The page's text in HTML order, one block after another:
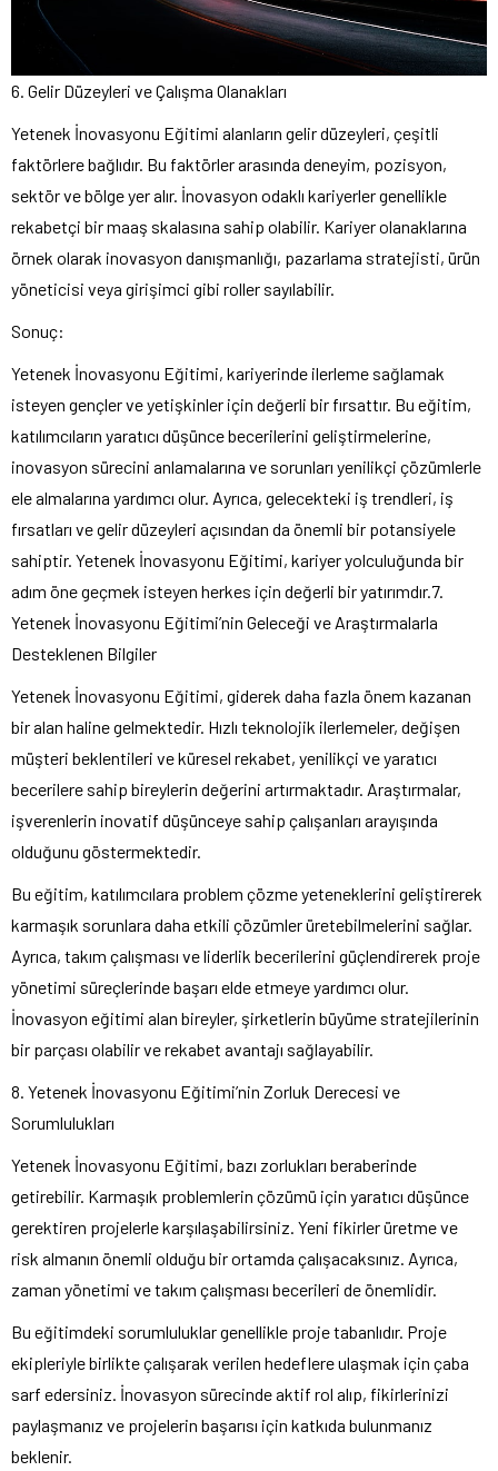
6. Gelir Düzeyleri ve Çalışma Olanakları
Yetenek İnovasyonu Eğitimi alanların gelir düzeyleri, çeşitli
faktörlere bağlıdır. Bu faktörler arasında deneyim, pozisyon,
sektör ve bölge yer alır. İnovasyon odaklı kariyerler genellikle
rekabetçi bir maaş skalasına sahip olabilir. Kariyer olanaklarına
örnek olarak inovasyon danışmanlığı, pazarlama stratejisti, ürün
yöneticisi veya girişimci gibi roller sayılabilir.
Sonuç:
Yetenek İnovasyonu Eğitimi, kariyerinde ilerleme sağlamak
isteyen gençler ve yetişkinler için değerli bir fırsattır. Bu eğitim,
katılımcıların yaratıcı düşünce becerilerini geliştirmelerine,
inovasyon sürecini anlamalarına ve sorunları yenilikçi çözümlerle
ele almalarına yardımcı olur. Ayrıca, gelecekteki iş trendleri, iş
fırsatları ve gelir düzeyleri açısından da önemli bir potansiyele
sahiptir. Yetenek İnovasyonu Eğitimi, kariyer yolculuğunda bir
adım öne geçmek isteyen herkes için değerli bir yatırımdır.7.
Yetenek İnovasyonu Eğitimi’nin Geleceği ve Araştırmalarla
Desteklenen Bilgiler
Yetenek İnovasyonu Eğitimi, giderek daha fazla önem kazanan
bir alan haline gelmektedir. Hızlı teknolojik ilerlemeler, değişen
müşteri beklentileri ve küresel rekabet, yenilikçi ve yaratıcı
becerilere sahip bireylerin değerini artırmaktadır. Araştırmalar,
işverenlerin inovatif düşünceye sahip çalışanları arayışında
olduğunu göstermektedir.
Bu eğitim, katılımcılara problem çözme yeteneklerini geliştirerek
karmaşık sorunlara daha etkili çözümler üretebilmelerini sağlar.
Ayrıca, takım çalışması ve liderlik becerilerini güçlendirerek proje
yönetimi süreçlerinde başarı elde etmeye yardımcı olur.
İnovasyon eğitimi alan bireyler, şirketlerin büyüme stratejilerinin
bir parçası olabilir ve rekabet avantajı sağlayabilir.
8. Yetenek İnovasyonu Eğitimi’nin Zorluk Derecesi ve
Sorumlulukları
Yetenek İnovasyonu Eğitimi, bazı zorlukları beraberinde
getirebilir. Karmaşık problemlerin çözümü için yaratıcı düşünce
gerektiren projelerle karşılaşabilirsiniz. Yeni fikirler üretme ve
risk almanın önemli olduğu bir ortamda çalışacaksınız. Ayrıca,
zaman yönetimi ve takım çalışması becerileri de önemlidir.
Bu eğitimdeki sorumluluklar genellikle proje tabanlıdır. Proje
ekipleriyle birlikte çalışarak verilen hedeflere ulaşmak için çaba
sarf edersiniz. İnovasyon sürecinde aktif rol alıp, fikirlerinizi
paylaşmanız ve projelerin başarısı için katkıda bulunmanız
beklenir.